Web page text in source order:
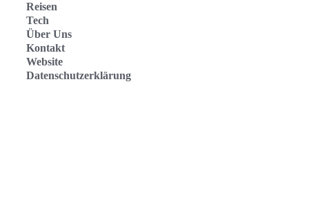
Reisen
Tech
Über Uns
Kontakt
Website
Datenschutzerklärung